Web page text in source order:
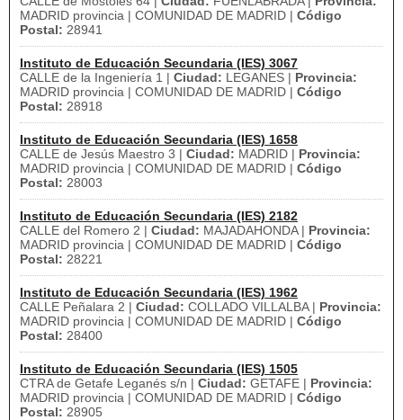
MADRID provincia | COMUNIDAD DE MADRID | Código
Postal: 28941
Instituto de Educación Secundaria (IES) 3067
CALLE de la Ingeniería 1 | Ciudad: LEGANES | Provincia:
MADRID provincia | COMUNIDAD DE MADRID | Código
Postal: 28918
Instituto de Educación Secundaria (IES) 1658
CALLE de Jesús Maestro 3 | Ciudad: MADRID | Provincia:
MADRID provincia | COMUNIDAD DE MADRID | Código
Postal: 28003
Instituto de Educación Secundaria (IES) 2182
CALLE del Romero 2 | Ciudad: MAJADAHONDA | Provincia:
MADRID provincia | COMUNIDAD DE MADRID | Código
Postal: 28221
Instituto de Educación Secundaria (IES) 1962
CALLE Peñalara 2 | Ciudad: COLLADO VILLALBA | Provincia:
MADRID provincia | COMUNIDAD DE MADRID | Código
Postal: 28400
Instituto de Educación Secundaria (IES) 1505
CTRA de Getafe Leganés s/n | Ciudad: GETAFE | Provincia:
MADRID provincia | COMUNIDAD DE MADRID | Código
Postal: 28905